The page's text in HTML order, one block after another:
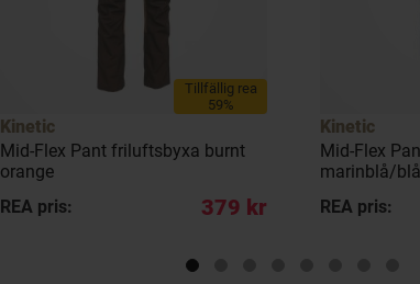
Tillfällig rea
59%
Kinetic
Mid-Flex Pant friluftsbyxa burnt
orange
REA pris:
379 kr
Kinetic
Mid-Flex
marinblå/blå
REA pris: